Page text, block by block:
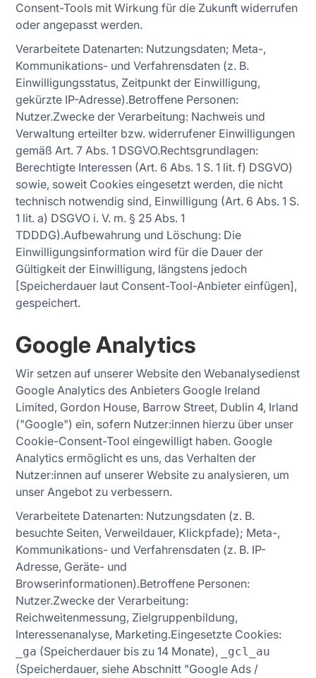
Consent-Tools mit Wirkung für die Zukunft widerrufen
oder angepasst werden.
Verarbeitete Datenarten: Nutzungsdaten; Meta-,
Kommunikations- und Verfahrensdaten (z. B.
Einwilligungsstatus, Zeitpunkt der Einwilligung,
gekürzte IP-Adresse).Betroffene Personen:
Nutzer.Zwecke der Verarbeitung: Nachweis und
Verwaltung erteilter bzw. widerrufener Einwilligungen
gemäß Art. 7 Abs. 1 DSGVO.Rechtsgrundlagen:
Berechtigte Interessen (Art. 6 Abs. 1 S. 1 lit. f) DSGVO)
sowie, soweit Cookies eingesetzt werden, die nicht
technisch notwendig sind, Einwilligung (Art. 6 Abs. 1 S.
1 lit. a) DSGVO i. V. m. § 25 Abs. 1
TDDDG).Aufbewahrung und Löschung: Die
Einwilligungsinformation wird für die Dauer der
Gültigkeit der Einwilligung, längstens jedoch
[Speicherdauer laut Consent-Tool-Anbieter einfügen],
gespeichert.
Google Analytics
Wir setzen auf unserer Website den Webanalysedienst
Google Analytics des Anbieters Google Ireland
Limited, Gordon House, Barrow Street, Dublin 4, Irland
("Google") ein, sofern Nutzer:innen hierzu über unser
Cookie-Consent-Tool eingewilligt haben. Google
Analytics ermöglicht es uns, das Verhalten der
Nutzer:innen auf unserer Website zu analysieren, um
unser Angebot zu verbessern.
Verarbeitete Datenarten: Nutzungsdaten (z. B.
besuchte Seiten, Verweildauer, Klickpfade); Meta-,
Kommunikations- und Verfahrensdaten (z. B. IP-
Adresse, Geräte- und
Browserinformationen).Betroffene Personen:
Nutzer.Zwecke der Verarbeitung:
Reichweitenmessung, Zielgruppenbildung,
Interessenanalyse, Marketing.Eingesetzte Cookies:
_ga (Speicherdauer bis zu 14 Monate), _gcl_au
(Speicherdauer, siehe Abschnitt "Google Ads /